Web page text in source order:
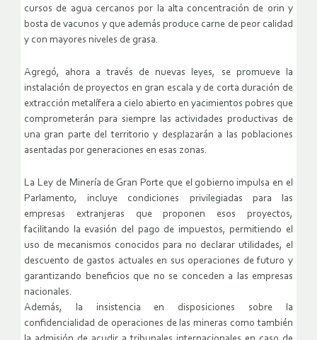
cursos de agua cercanos por la alta concentración de orin y
bosta de vacunos y que además produce carne de peor calidad
y con mayores niveles de grasa.
Agregó, ahora a través de nuevas leyes, se promueve la
instalación de proyectos en gran escala y de corta duración de
extracción metalífera a cielo abierto en yacimientos pobres que
comprometerán para siempre las actividades productivas de
una gran parte del territorio y desplazarán a las poblaciones
asentadas por generaciones en esas zonas.
La Ley de Minería de Gran Porte que el gobierno impulsa en el
Parlamento, incluye condiciones privilegiadas para las
empresas extranjeras que proponen esos proyectos,
facilitando la evasión del pago de impuestos, permitiendo el
uso de mecanismos conocidos para no declarar utilidades, el
descuento de gastos actuales en sus operaciones de futuro y
garantizando beneficios que no se conceden a las empresas
nacionales.
Además, la insistencia en disposiciones sobre la
confidencialidad de operaciones de las mineras como también